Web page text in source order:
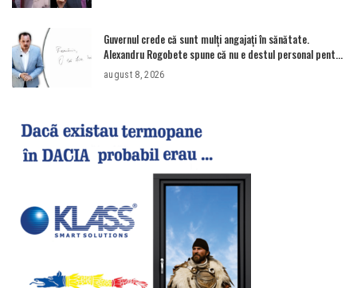
Guvernul crede că sunt mulţi angajaţi în sănătate.
Alexandru Rogobete spune că nu e destul personal pentru
combaterea infecţiilor nosocomiale
august 8, 2026